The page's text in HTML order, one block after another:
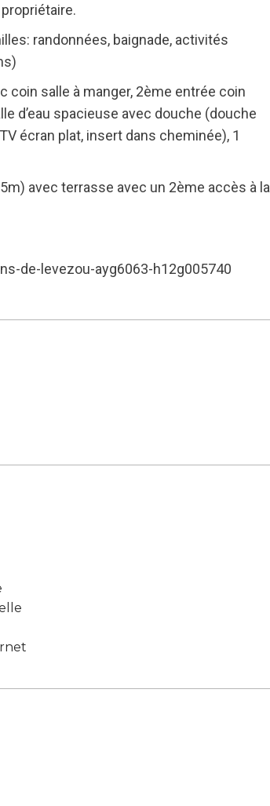
randonnées, baignade, activités
coin salle à manger, 2ème entrée coin
d’eau spacieuse avec douche (douche
écran plat, insert dans cheminée), 1
avec terrasse avec un 2ème accès à la
de-levezou-ayg6063-h12g005740